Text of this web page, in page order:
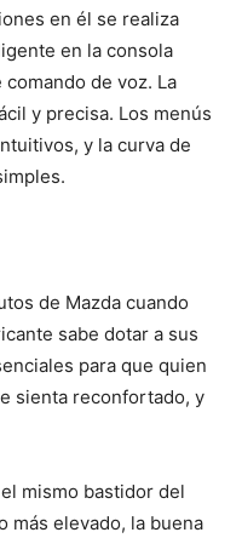
en él se realiza
en la consola
de voz. La
y precisa. Los menús
y la curva de
de Mazda cuando
sabe dotar a sus
para que quien
sienta reconfortado, y
mismo bastidor del
más elevado, la buena